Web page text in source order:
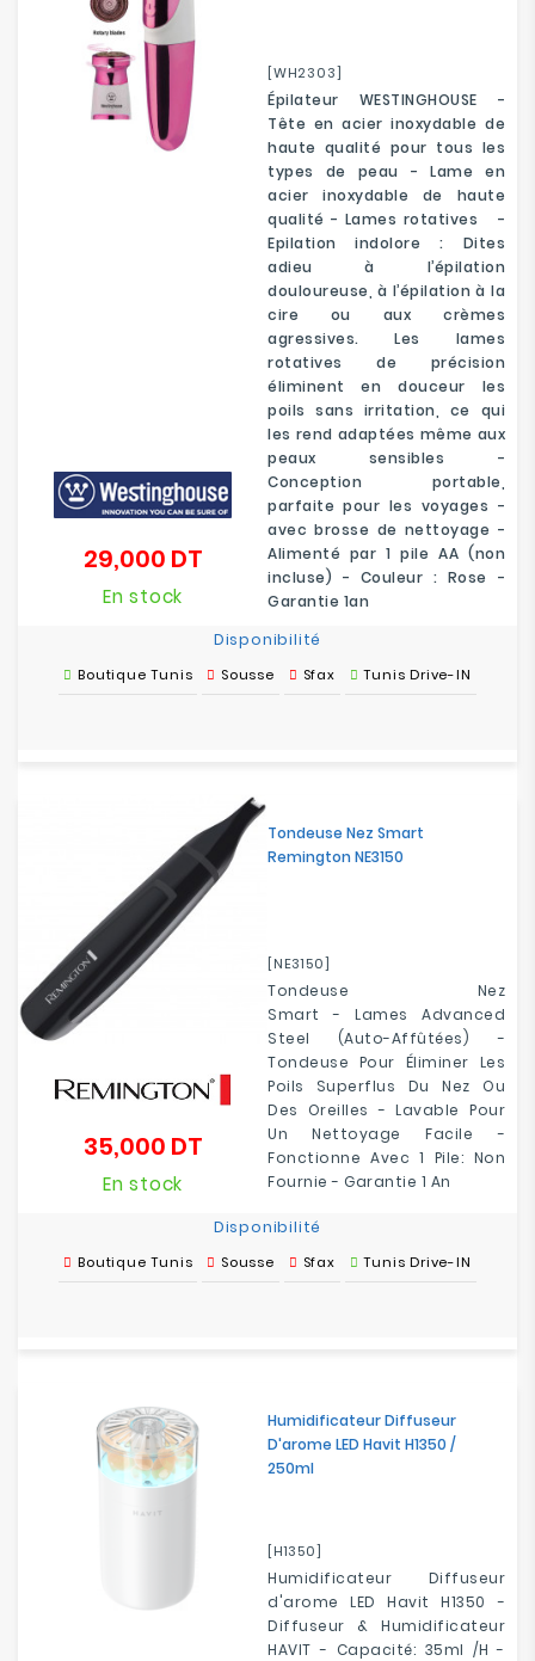
[WH2303]
Épilateur WESTINGHOUSE -
Tête en acier inoxydable de
haute qualité pour tous les
types de peau - Lame en
acier inoxydable de haute
qualité - Lames rotatives -
Epilation indolore : Dites
adieu à l’épilation
douloureuse, à l’épilation à la
cire ou aux crèmes
agressives. Les lames
rotatives de précision
éliminent en douceur les
poils sans irritation, ce qui
les rend adaptées même aux
peaux sensibles -
Conception portable,
parfaite pour les voyages -
avec brosse de nettoyage -
Alimenté par 1 pile AA (non
incluse) - Couleur : Rose -
Garantie 1an
29,000 DTPrix
En stock
Disponibilité
Boutique Tunis Sousse Sfax Tunis Drive-IN
Tondeuse Nez Smart
Remington NE3150
[NE3150]
Tondeuse Nez
Smart - Lames Advanced
Steel (auto-Affûtées) -
Tondeuse Pour Éliminer Les
Poils Superflus Du Nez Ou
Des Oreilles - Lavable Pour
Un Nettoyage Facile -
Fonctionne Avec 1 Pile: Non
Fournie - Garantie 1 An
35,000 DTPrix
En stock
Disponibilité
Boutique Tunis Sousse Sfax Tunis Drive-IN
Humidificateur Diffuseur
D'arome LED Havit H1350 /
250ml
[H1350]
Humidificateur Diffuseur
d'arome LED Havit H1350 -
Diffuseur & Humidificateur
HAVIT - Capacité: 35ml /H -